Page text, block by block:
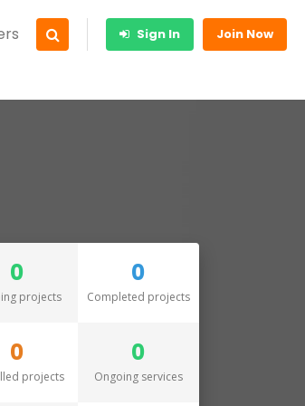
Sign In Join Now
0
projects
0
Completed projects
0
projects
0
Ongoing services